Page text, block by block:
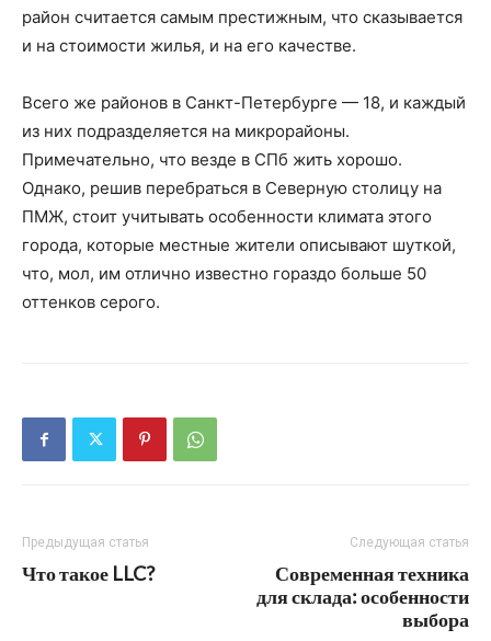
район считается самым престижным, что сказывается
и на стоимости жилья, и на его качестве.
Всего же районов в Санкт-Петербурге — 18, и каждый
из них подразделяется на микрорайоны.
Примечательно, что везде в СПб жить хорошо.
Однако, решив перебраться в Северную столицу на
ПМЖ, стоит учитывать особенности климата этого
города, которые местные жители описывают шуткой,
что, мол, им отлично известно гораздо больше 50
оттенков серого.
Предыдущая статья
Что такое LLC?
Следующая статья
Современная техника
для склада: особенности
выбора